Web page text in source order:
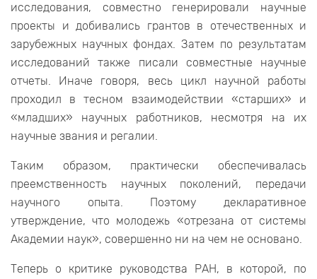
исследования, совместно генерировали научные
проекты и добивались грантов в отечественных и
зарубежных научных фондах. Затем по результатам
исследований также писали совместные научные
отчеты. Иначе говоря, весь цикл научной работы
проходил в тесном взаимодействии «старших» и
«младших» научных работников, несмотря на их
научные звания и регалии.
Таким образом, практически обеспечивалась
преемственность научных поколений, передачи
научного опыта. Поэтому декларативное
утверждение, что молодежь «отрезана от системы
Академии наук», совершенно ни на чем не основано.
Теперь о критике руководства РАН, в которой, по